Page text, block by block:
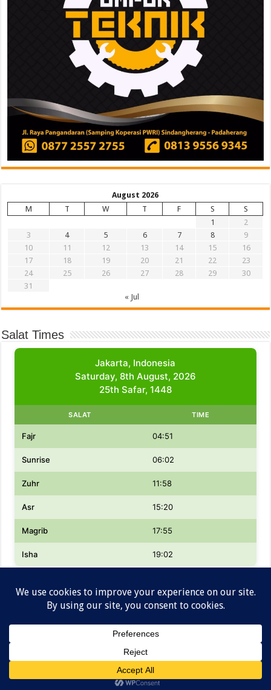
August 2026
M
T W T F S
S
1
2
3
4 5 6 7 8
9
10
11 12 13 14 15
16
17
18 19 20 21 22
23
24
25 26 27 28 29
30
31
« Jul
Salat Times
Jakarta, Indonesia
Saturday, 8th August, 2026
25th Safar, 1448
SALAT TIME
Fajr 04:51
Sunrise 06:02
Zuhr 11:58
Asr 15:20
Magrib 17:55
Isha 19:02
Lowongan kerja dan Informasi Gaji
Analisa Global© Copyright 2026, All Rights Reserved